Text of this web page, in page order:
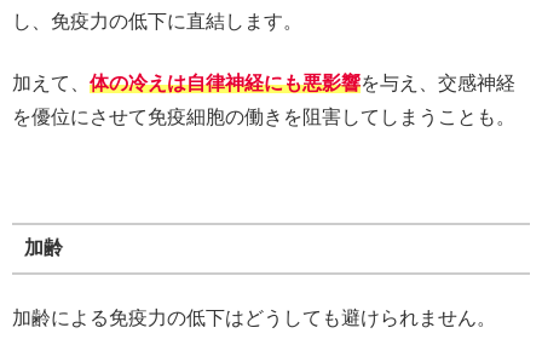
し、免疫力の低下に直結します。
加えて、 体の冷えは自律神経にも悪影響を与え、交感神経
を優位にさせて免疫細胞の働きを阻害してしまうことも。
加齢
加齢による免疫力の低下はどうしても避けられません。